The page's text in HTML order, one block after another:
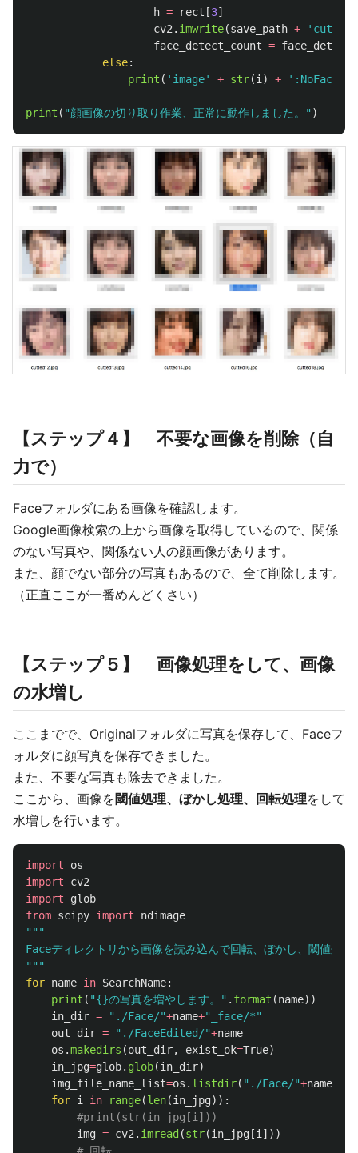
h = rect [3]
cv2 . imwrite(save_path + ' cutted
face_detect_count =
else:
print ( ' image' + str(i ) + ' :NoFace
print ( "顔画像の切り取り作業、正常に動作しました。 " )
【ステップ４】 不要な画像を削除（自
力で）
Faceフォルダにある画像を確認します。
Google画像検索の上から画像を取得しているので、関係
のない写真や、関係ない人の顔画像があります。
また、顔でない部分の写真もあるので、全て削除します。
（正直ここが一番めんどくさい）
【ステップ５】 画像処理をして、画像
の水増し
ここまでで、Originalフォルダに写真を保存して、Faceフ
ォルダに顔写真を保存できました。
また、不要な写真も除去できました。
ここから、画像を閾値処理、ぼかし処理、回転処理をして
水増しを行います。
import
os
import
cv2
import
glob
from scipy import
ndimage
"""
"""
for name in SearchName:
print ( "{}の写真を増やします。 " . format (name))
in_dir = " ./Face/"+name+" _face/*"
out_dir = " ./FaceEdited/"+name
os .makedirs (out_dir, exist_ok=True)
in_jpg=glob. glob(in_dir)
img_file_name_list=os . listdir( " ./Face/"+name
for i in range(len(in_jpg)):
img = cv2 . imread (str(in_jpg [i ]))